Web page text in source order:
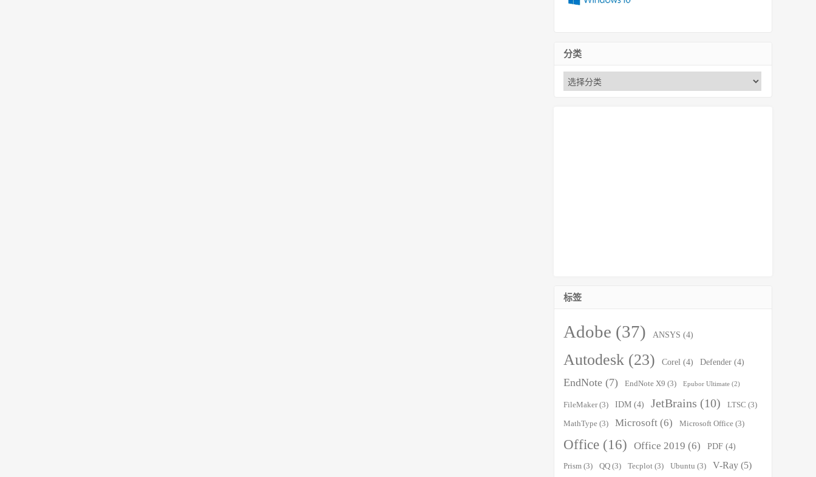
分类
标签
Adobe (37) ANSYS (4)
Autodesk (23) Corel (4) Defender (4)
EndNote (7) EndNote X9 (3) Epubor Ultimate (2)
FileMaker(3) IDM (4) JetBrains (10) LTSC (3)
MathType (3) Microsoft (6) Microsoft Office (3)
Office (16) Office 2019 (6) PDF (4)
Prism (3) QQ (3) Tecplot (3) Ubuntu (3) V-Ray (5)